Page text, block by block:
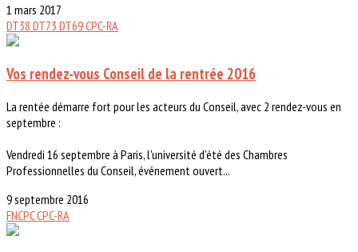
1 mars 2017
DT38 DT73 DT69CPC-RA
Vos rendez-vous Conseil de la rentrée 2016
La rentée démarre fort pour les acteurs du Conseil, avec 2 rendez-vous en
septembre :
Vendredi 16 septembre à Paris, l'université d'été des Chambres
Professionnelles du Conseil, événement ouvert...
9 septembre 2016
FNCPCCPC-RA